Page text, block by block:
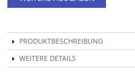
PRODUKTBESCHREIBUNG
WEITERE DETAILS